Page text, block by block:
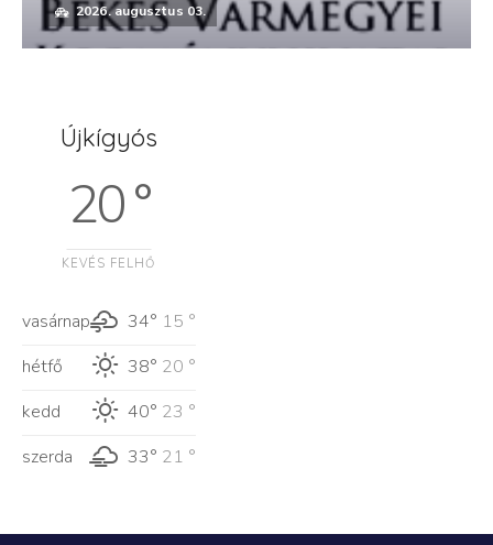
2026. augusztus 03.
Újkígyós
20 °
KEVÉS FELHŐ
vasárnap 34° 15 °
hétfő
38° 20 °
kedd
40° 23 °
szerda
33° 21 °